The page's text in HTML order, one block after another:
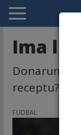
Ima li
Donaruma
receptu?!
FUDBAL